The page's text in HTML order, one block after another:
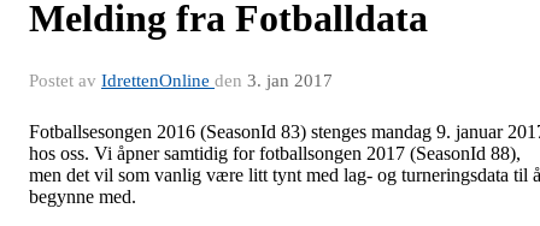
Melding fra Fotballdata
Postet av IdrettenOnline den 3. jan 2017
Fotballsesongen 2016 (SeasonId 83) stenges mandag 9. januar
hos oss. Vi åpner samtidig for fotballsongen 2017 (SeasonId 88),
men det vil som vanlig være litt tynt med lag- og turneringsdata til å
begynne med.